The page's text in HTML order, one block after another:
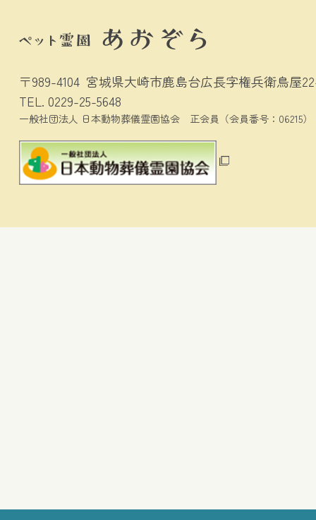
〒989-4104 宮城県大崎市鹿島台広長字権兵衛鳥屋
TEL. 0229-25-5648
一般社団法人 日本動物葬儀霊園協会 正会員（会員番号：06215）